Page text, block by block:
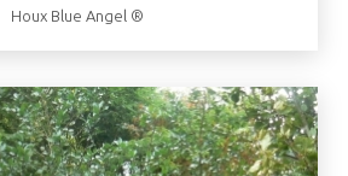
Houx Blue Angel ®